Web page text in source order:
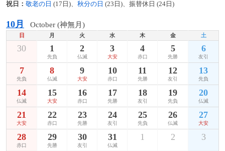
祝日： 敬老の日 (17日)、 秋分の日 (23日)、振替休日 (24日)
10月 October (神無月)
日 月 火 水 木 金 土
30 1
先負
2
仏滅
3
大安
4
赤口
5
先勝
6
友引
7
先負
8
仏滅
9
大安
10
赤口
11
先勝
12
友引
13
先負
14
仏滅
15
大安
16
赤口
17
先勝
18
友引
19
先負
20
仏滅
21
大安
22
赤口
23
先勝
24
友引
25
先負
26
仏滅
27
大安
28
赤口
29
先勝
30
友引
31
仏滅
1 2 3